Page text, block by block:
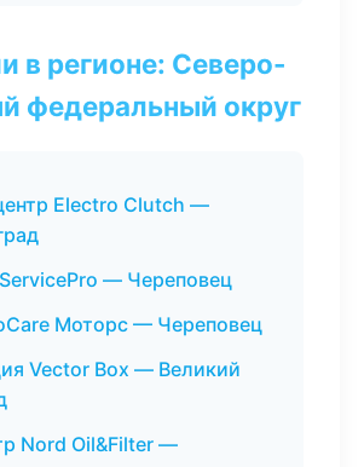
в регионе: Северо-
федеральный округ
Electro Clutch —
— Череповец
Моторс — Череповец
Vector Box — Великий
Nord Oil&Filter —